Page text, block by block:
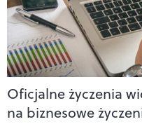
Oficjalne życzenia
na biznesowe